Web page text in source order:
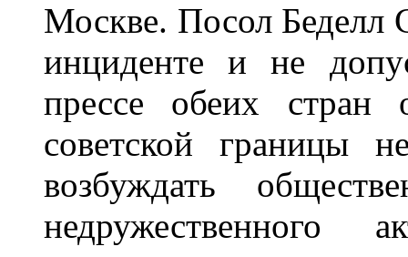
Москве. Посол Беделл
инциденте и не
прессе обеих стран
советской границы
возбуждать
недружественного